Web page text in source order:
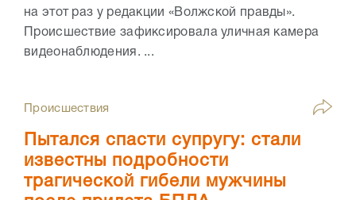
на этот раз у редакции «Волжской правды».
Происшествие зафиксировала уличная камера
видеонаблюдения. ...
Происшествия
Пытался спасти супругу: стали
известны подробности
трагической гибели мужчины